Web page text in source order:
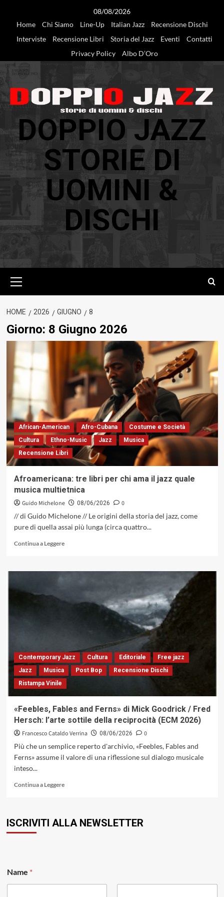
08/08/2026
Home
Chi Siamo Line-Up Italian Jazz
Recensione Dischi
Interviste
Recensione Libri Storia del Jazz Eventi
Contatti
Privacy Policy
Albo D’Oro
DOPPIO JAZZ
STORIE DI
UOMINI &
DISCHI
principale
HOME 2026 GIUGNO 8
Giorno: 8 Giugno 2026
African-American Afro-Cubana
Costume e Società
Cultura
Ethno-Music Jazz
Musica
Recensione Libri
Afroamericana: tre libri per chi ama il jazz quale
musica multietnica
Guido Michelone 08/06/2026
0
// di Guido Michelone // Le origini della storia del jazz, come
pure di quella assai più lunga (circa quattro...
Continua a LeggereLeggi
su
libri
quale
musica
multietnica
Contemporary Jazz Cultura Editoriale
Free jazz
Jazz
Musica Post Bop
Recensione Dischi
Ristampa Vinile
«Feebles, Fables and Ferns» di Mick Goodrick / Fred
Hersch: l’arte sottile della reciprocità (ECM 2026)
Francesco Cataldo Verrina 08/06/2026
0
Più che un semplice reperto d'archivio, «Feebles, Fables and
Ferns» assume il valore di una riflessione sul dialogo musicale
inteso...
Continua a LeggereLeggi
«Feebles,
ISCRIVITI ALLA NEWSLETTER
a
m
Name *